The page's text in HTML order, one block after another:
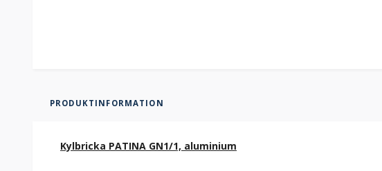
PRODUKTINFORMATION
Kylbricka PATINA GN1/1, aluminium